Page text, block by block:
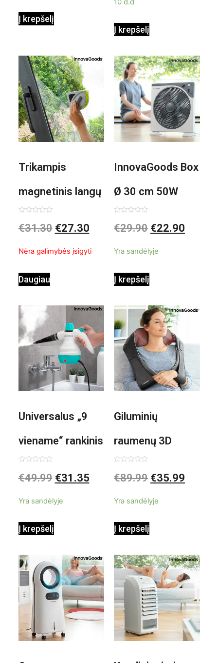
Į krepšelį
10 d.d
Į krepšelį
Trikampis
magnetinis langų
valiklis Klinmag
0
iš
€31.30 €27.30
Nėra galimybės įsigyti
Daugiau
InnovaGoods Box
Ø 30 cm 50W
Baltai pilkas
0
iš
€29.90 €22.90
Yra sandėlyje
Į krepšelį
Universalus „9
viename“ rankinis
garintuvas su
0,35 L 3 Bar
1000W
0
iš
€49.99 €31.35
Yra sandėlyje
Į krepšelį
Giluminių
raumenų 3D
elektrinis
Shiatsu
0
iš
€89.99 €35.99
Yra sandėlyje
Į krepšelį